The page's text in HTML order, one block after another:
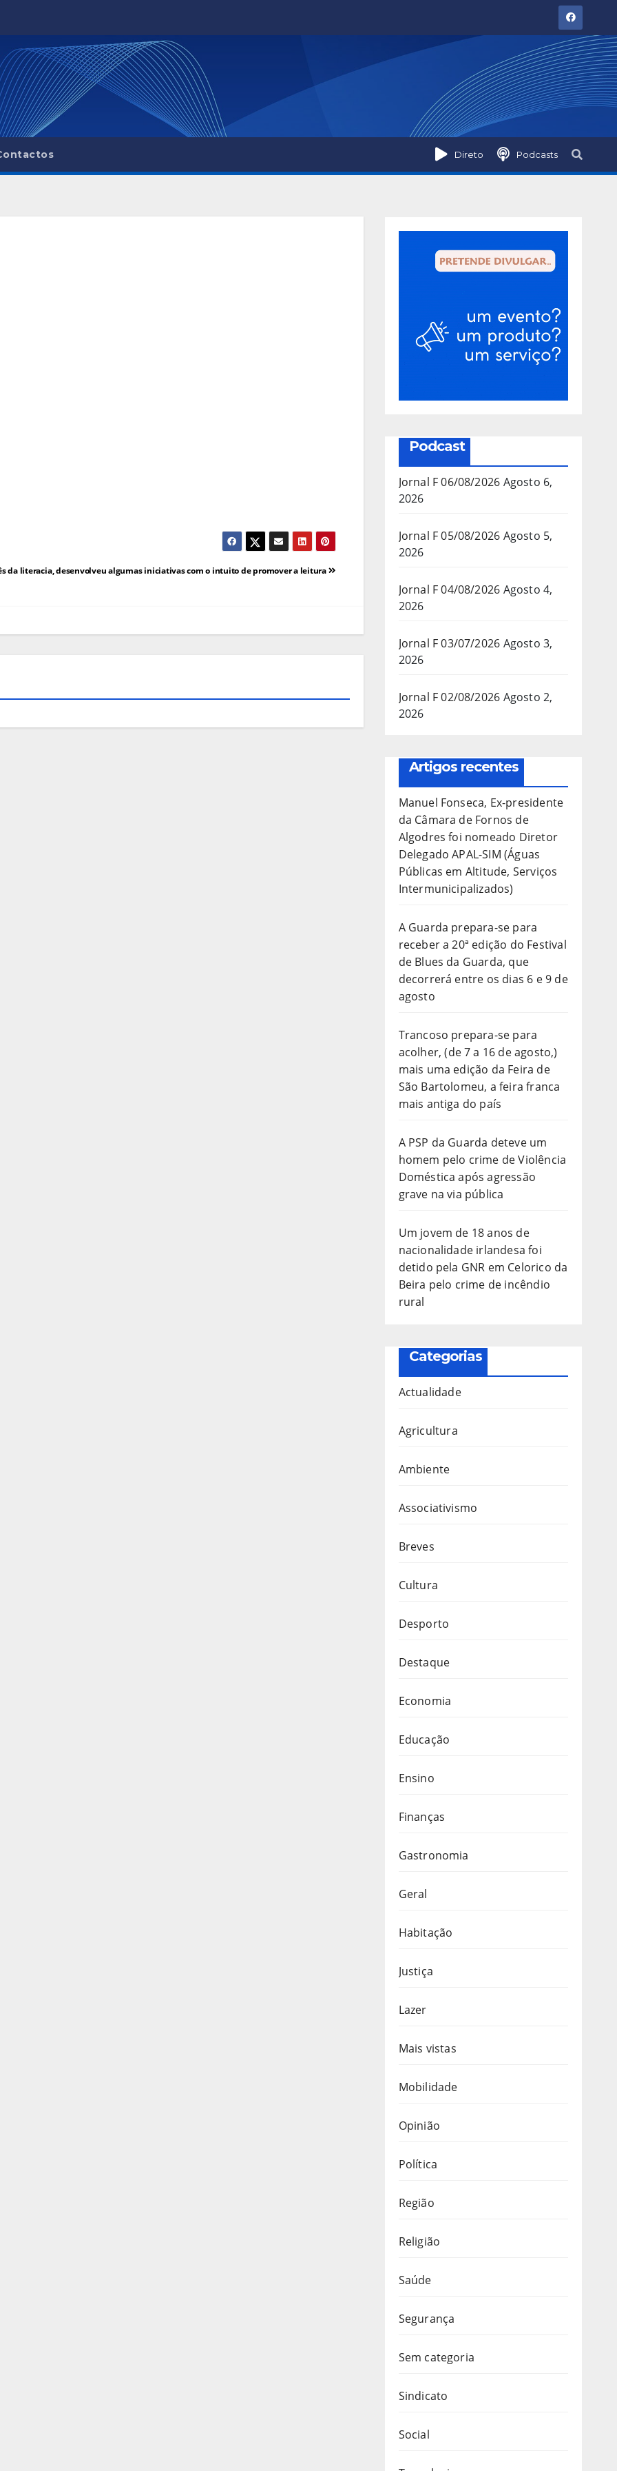
Direto Podcasts
da literacia, desenvolveu algumas iniciativas com o intuito de promover a leitura
Podcast
Jornal F 06/08/2026 Agosto 6,
2026
Jornal F 05/08/2026 Agosto 5,
2026
Jornal F 04/08/2026 Agosto 4,
2026
Jornal F 03/07/2026 Agosto 3,
2026
Jornal F 02/08/2026 Agosto 2,
2026
Artigos recentes
Manuel Fonseca, Ex-presidente
da Câmara de Fornos de
Algodres foi nomeado Diretor
Delegado APAL-SIM (Águas
Públicas em Altitude, Serviços
Intermunicipalizados)
A Guarda prepara-se para
receber a 20ª edição do Festival
de Blues da Guarda, que
decorrerá entre os dias 6 e 9 de
agosto
Trancoso prepara-se para
acolher, (de 7 a 16 de agosto,)
mais uma edição da Feira de
São Bartolomeu, a feira franca
mais antiga do país
A PSP da Guarda deteve um
homem pelo crime de Violência
Doméstica após agressão
grave na via pública
Um jovem de 18 anos de
nacionalidade irlandesa foi
detido pela GNR em Celorico da
Beira pelo crime de incêndio
rural
Categorias
Actualidade
Agricultura
Ambiente
Associativismo
Breves
Cultura
Desporto
Destaque
Economia
Educação
Ensino
Finanças
Gastronomia
Geral
Habitação
Justiça
Lazer
Mais vistas
Mobilidade
Opinião
Política
Região
Religião
Saúde
Segurança
Sem categoria
Sindicato
Social